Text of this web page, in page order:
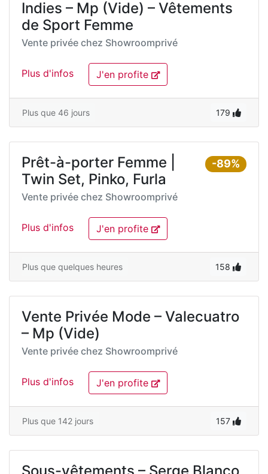
Indies – Mp (Vide) – Vêtements
de Sport Femme
Vente privée chez Showroomprivé
Plus d'infos J'en profite
Plus que 46 jours 179
-89%
Prêt-à-porter Femme |
Twin Set, Pinko, Furla
Vente privée chez Showroomprivé
Plus d'infos J'en profite
Plus que quelques heures 158
Vente Privée Mode – Valecuatro
– Mp (Vide)
Vente privée chez Showroomprivé
Plus d'infos J'en profite
Plus que 142 jours 157